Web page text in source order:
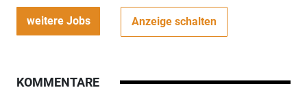
weitere Jobs Anzeige schalten
KOMMENTARE